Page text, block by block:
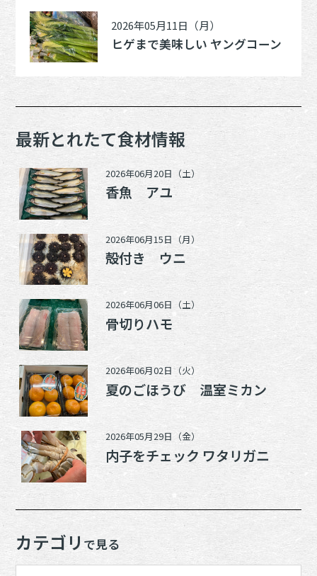
2026年05月11日（月）
ヒゲまで美味しい ヤングコーン
最新とれたて食材情報
2026年06月20日（土）
香魚 アユ
2026年06月15日（月）
殻付き ウニ
2026年06月06日（土）
骨切りハモ
2026年06月02日（火）
夏のごほうび 温室ミカン
2026年05月29日（金）
内子をチェック ワタリガニ
カテゴリ で見る